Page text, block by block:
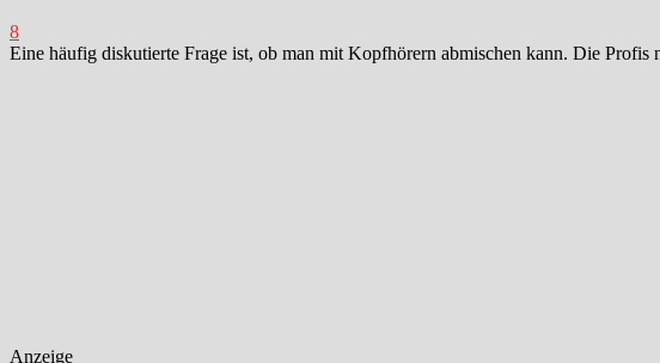
8
Eine häufig diskutierte Frage ist, ob man mit Kopfhörern abmischen kann. Die
Anzeige